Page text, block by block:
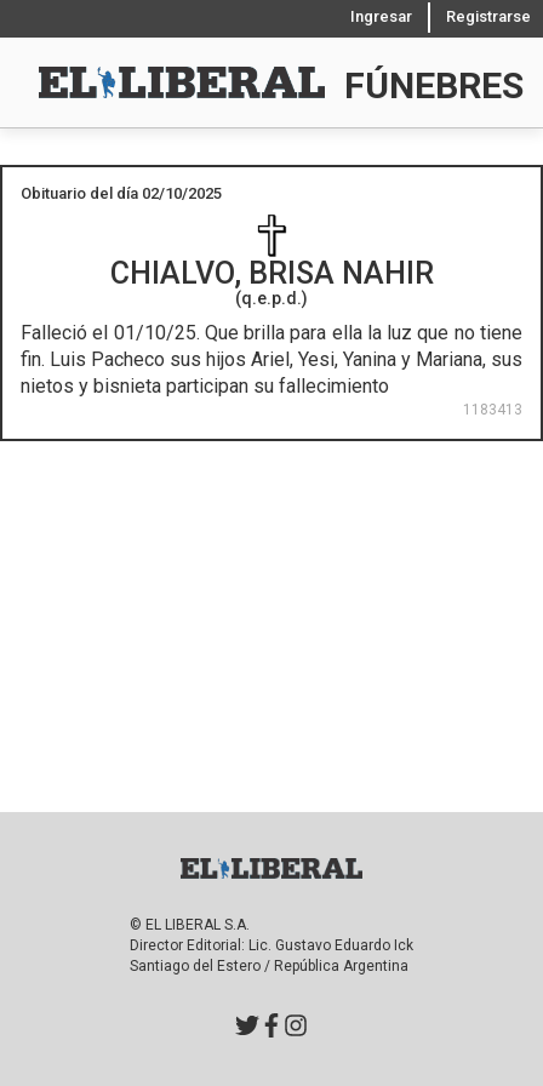
Ingresar Registrarse
FÚNEBRES
Obituario del día 02/10/2025
CHIALVO, BRISA NAHIR
(q.e.p.d.)
Falleció el 01/10/25. Que brilla para ella la luz que no tiene
fin. Luis Pacheco sus hijos Ariel, Yesi, Yanina y Mariana, sus
nietos y bisnieta participan su fallecimiento
1183413
© EL LIBERAL S.A.
Director Editorial: Lic. Gustavo Eduardo Ick
Santiago del Estero / República Argentina